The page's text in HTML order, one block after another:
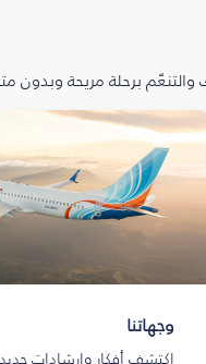
برحلة مريحة وبدون
وجهاتنا
اكتشف أفكار وإرشادات